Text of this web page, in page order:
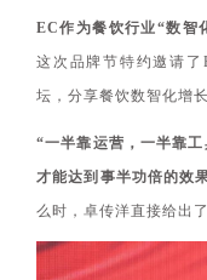
EC作为餐饮行业“数智
这次品牌节特约邀请了
坛，分享餐饮数智化增长
“一半靠运营，一半靠
才能达到事半功倍的效
么时，卓传洋直接给出了